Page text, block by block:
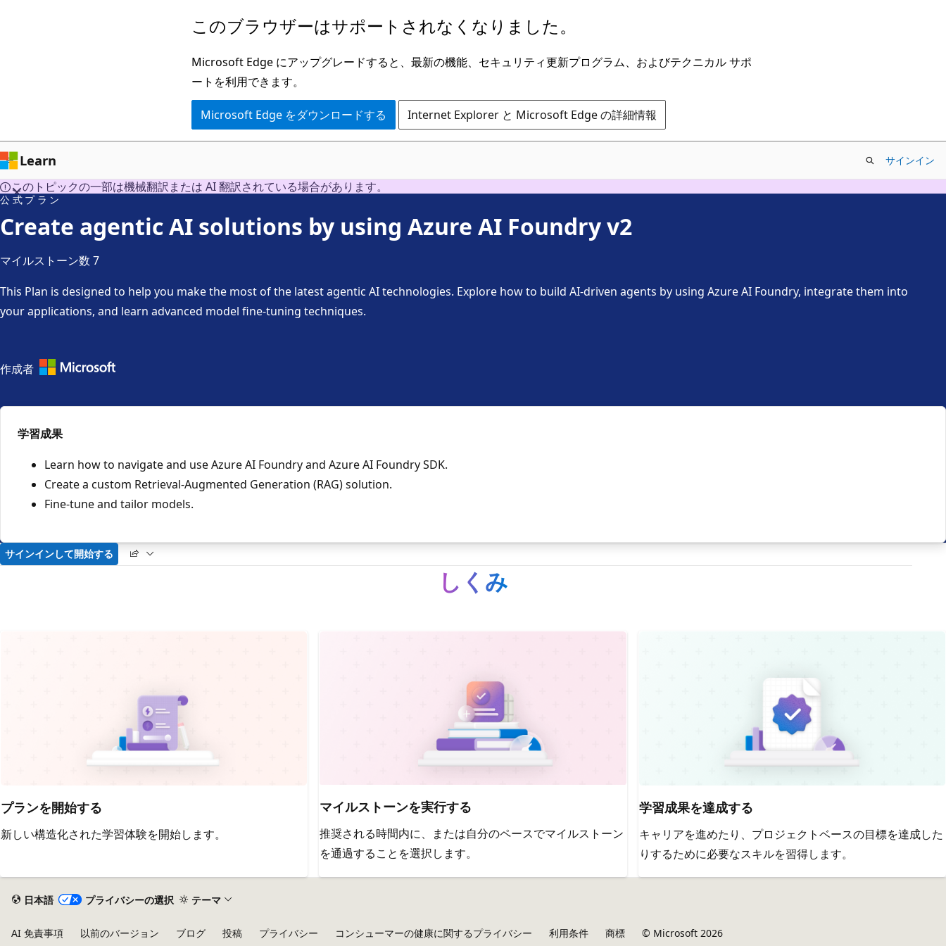
ン
ツ
に
ス
キ
ッ
プ
このブラウザーはサポートされなくなりました。
Microsoft Edge にアップグレードすると、最新の機能、セキュリティ更新プログラム、およびテクニカル サポ
ートを利用できます。
Microsoft Edge をダウンロードする Internet Explorer と Microsoft Edge の詳細情報
Learn サインイン
このトピックの一部は機械翻訳または AI 翻訳されている場合があります。
公式プラン
Create agentic AI solutions by using Azure AI Foundry v2
マイルストーン数 7
This Plan is designed to help you make the most of the latest agentic AI technologies. Explore how to build AI-driven agents by using Azure AI Foundry, integrate them into
your applications, and learn advanced model fine-tuning techniques.
Microsoft
よ
シ
ョ
作成者
学習成果
Learn how to navigate and use Azure AI Foundry and Azure AI Foundry SDK.
Create a custom Retrieval-Augmented Generation (RAG) solution.
Fine-tune and tailor models.
サインインして開始する
しくみ
プランを開始する
新しい構造化された学習体験を開始します。
マイルストーンを実行する
推奨される時間内に、または自分のペースでマイルストーン
を通過することを選択します。
学習成果を達成する
キャリアを進めたり、プロジェクトベースの目標を達成した
りするために必要なスキルを習得します。
日本語 プライバシーの選択 テーマ
AI 免責事項 以前のバージョン ブログ 投稿 プライバシー コンシューマーの健康に関するプライバシー 利用条件 商標 © Microsoft 2026